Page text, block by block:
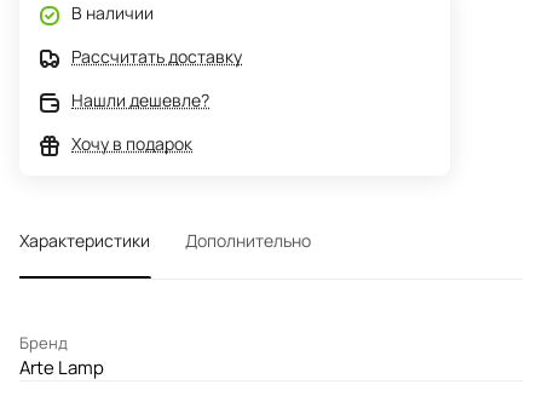
В наличии
Рассчитать доставку
Нашли дешевле?
Хочу в подарок
Характеристики Дополнительно
Бренд
Arte Lamp